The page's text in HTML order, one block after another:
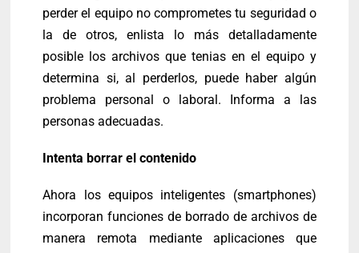
perder el equipo no comprometes tu seguridad o
la de otros, enlista lo más detalladamente
posible los archivos que tenias en el equipo y
determina si, al perderlos, puede haber algún
problema personal o laboral. Informa a las
personas adecuadas.
Intenta borrar el contenido
Ahora los equipos inteligentes (smartphones)
incorporan funciones de borrado de archivos de
manera remota mediante aplicaciones que